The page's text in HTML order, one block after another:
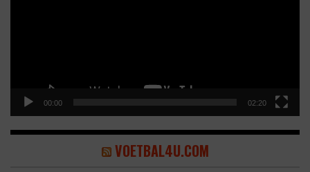
00:00 02:20
VOETBAL4U.COM